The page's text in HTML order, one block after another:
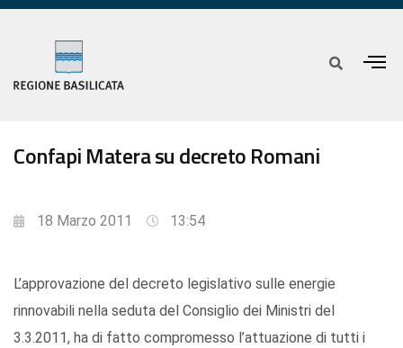
Confapi Matera su decreto Romani
18 Marzo 2011 13:54
L’approvazione del decreto legislativo sulle energie
rinnovabili nella seduta del Consiglio dei Ministri del
3.3.2011, ha di fatto compromesso l’attuazione di tutti i